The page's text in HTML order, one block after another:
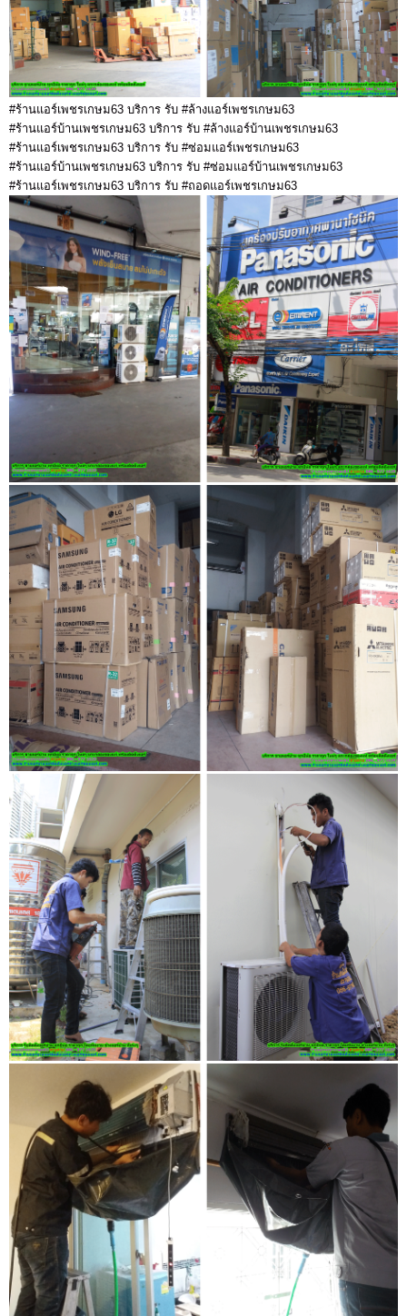
#ร้านแอร์เพชรเกษม63 บริการ รับ #ล้างแอร์เพชรเกษม63
#ร้านแอร์บ้านเพชรเกษม63 บริการ รับ #ล้างแอร์บ้านเพชรเกษม63
#ร้านแอร์เพชรเกษม63 บริการ รับ #ซ่อมแอร์เพชรเกษม63
#ร้านแอร์บ้านเพชรเกษม63 บริการ รับ #ซ่อมแอร์บ้านเพชรเกษม63
#ร้านแอร์เพชรเกษม63 บริการ รับ #ถอดแอร์เพชรเกษม63